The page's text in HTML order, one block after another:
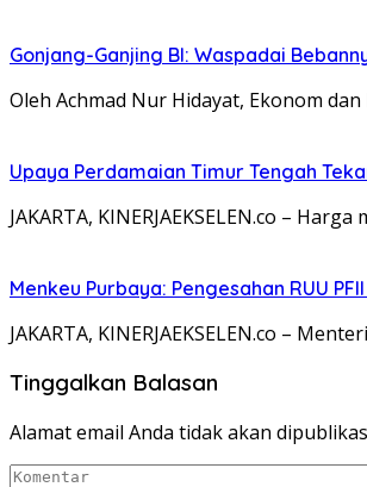
Gonjang-Ganjing BI: Waspadai
Oleh Achmad Nur Hidayat, Ekonom
Upaya Perdamaian Timur Tengah
JAKARTA, KINERJAEKSELEN.co –
Menkeu Purbaya: Pengesahan RUU
JAKARTA, KINERJAEKSELEN.co –
Tinggalkan Balasan
Alamat email Anda tidak akan